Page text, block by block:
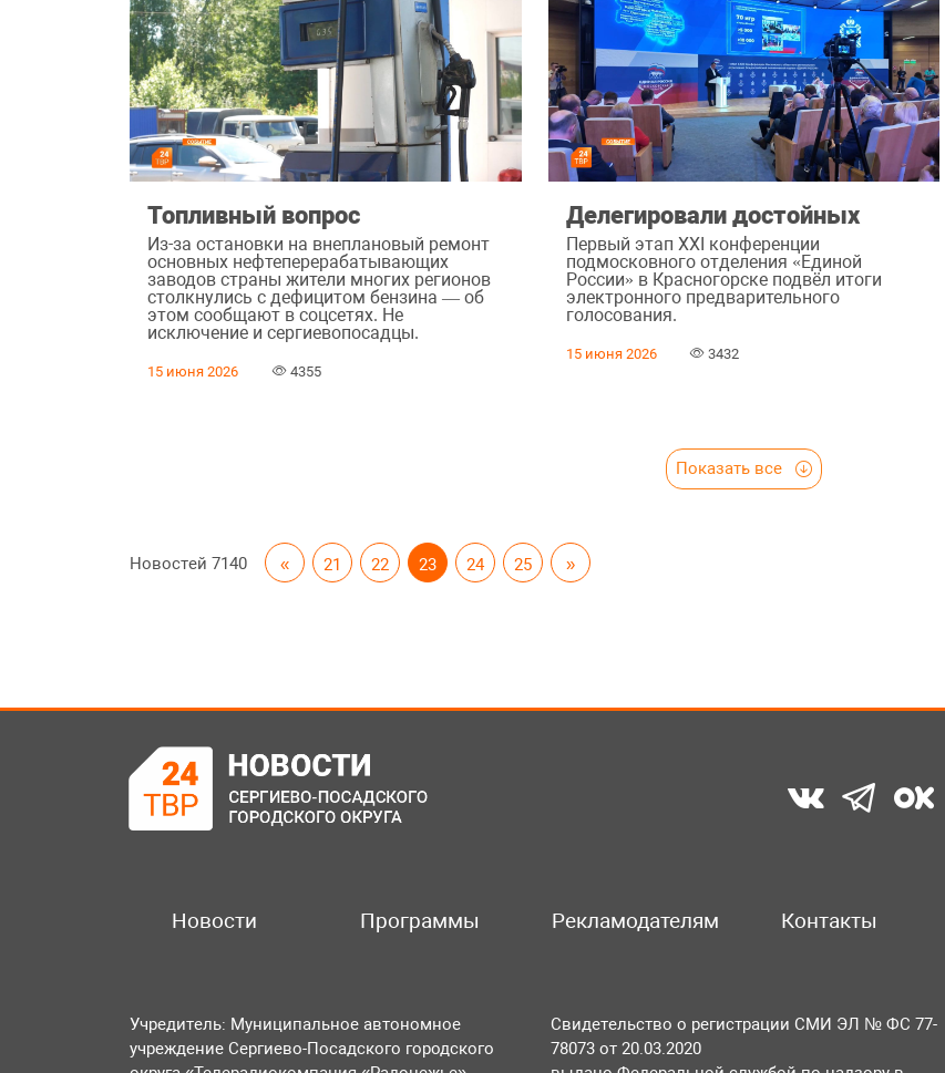
Топливный вопрос
Из-за остановки на внеплановый ремонт
основных нефтеперерабатывающих
заводов страны жители многих регионов
столкнулись с дефицитом бензина — об
этом сообщают в соцсетях. Не
исключение и сергиевопосадцы.
15 июня 2026 4355
Делегировали достойных
Первый этап XXI конференции
подмосковного отделения «Единой
России» в Красногорске подвёл итоги
электронного предварительного
голосования.
15 июня 2026 3432
Показать все
Новостей7140 « 21 22 23 24 25 »
Новости Программы Рекламодателям Контакты
Учредитель: Муниципальное автономное
учреждение Сергиево-Посадского городского
Свидетельство о регистрации СМИ ЭЛ № ФС 77-
78073 от 20.03.2020